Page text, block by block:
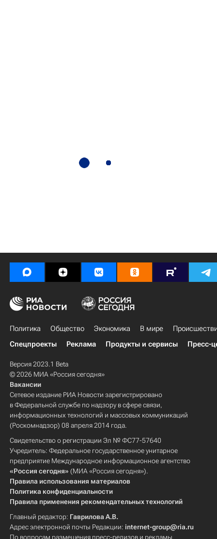
Политика Общество Экономика В мире
Спецпроекты
Реклама Продукты и сервисы Пресс-
Версия 2023.1 Beta
© 2026 МИА «Россия сегодня»
Вакансии
Сетевое издание РИА Новости зарегистрировано
в Федеральной службе по надзору в сфере связи,
информационных технологий и массовых коммуникаций
(Роскомнадзор) 08 апреля 2014 года.
Свидетельство о регистрации Эл № ФС77-57640
Учредитель: Федеральное государственное унитарное
предприятие Международное информационное агентство
«Россия сегодня» (МИА «Россия сегодня»).
Правила использования материалов
Политика конфиденциальности
Правила применения рекомендательных технологий
Главный редактор: Гаврилова А.В.
Адрес электронной почты Редакции: internet-group@ria.ru
По вопросам размещения пресс-релизов и рекламы